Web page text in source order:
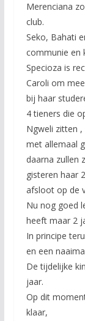
Merenciana
club.
Seko, Bahati
communie en
Specioza is
Caroli om
bij haar
4 tieners die
Ngweli zitten ,
met allemaal
daarna zullen
gisteren haar
afsloot op de
Nu nog goed
heeft maar 2
In principe
en een
De tijdelijke
jaar.
Op dit
klaar,